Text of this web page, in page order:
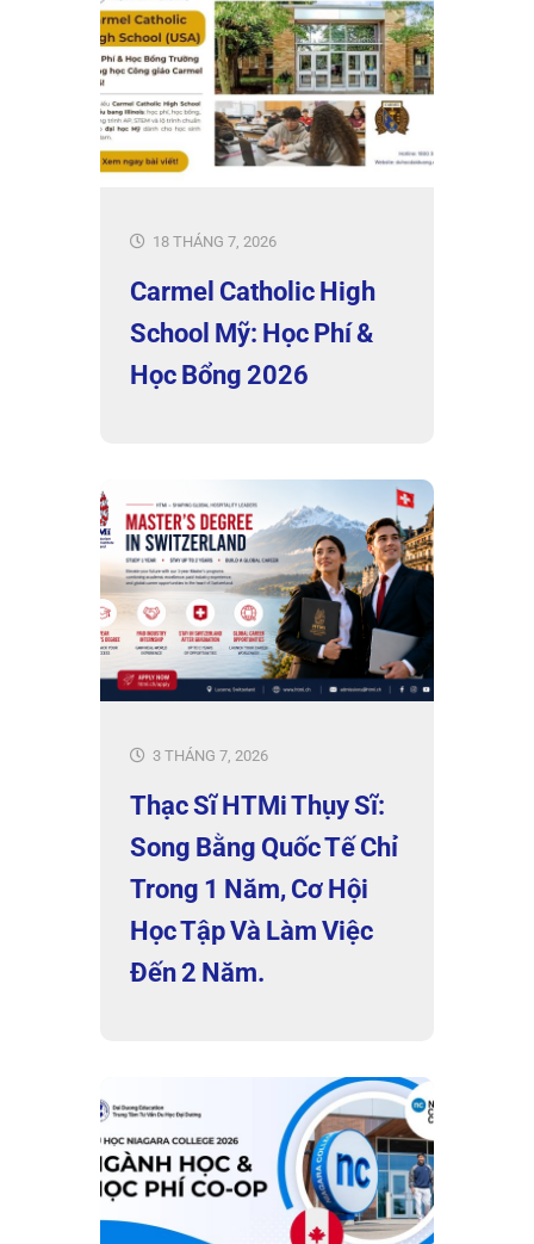
18 THÁNG 7, 2026
Carmel Catholic High
School Mỹ: Học Phí &
Học Bổng 2026
3 THÁNG 7, 2026
Thạc Sĩ HTMi Thụy Sĩ:
Song Bằng Quốc Tế Chỉ
Trong 1 Năm, Cơ Hội
Học Tập Và Làm Việc
Đến 2 Năm.